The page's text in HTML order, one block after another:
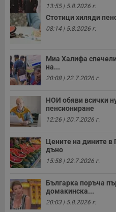
13:55 | 5.8.2026 г.
Стотици хиляди
08:14 | 5.8.2026 г.
Миа Халифа
на...
20:08 | 22.7.2026 г.
НОИ обяви всички
пенсиониране
12:26 | 20.7.2026 г.
Цените на дините в
дъно
15:58 | 22.7.2026 г.
Българка поръча
домакинска...
20:03 | 5.8.2026 г.